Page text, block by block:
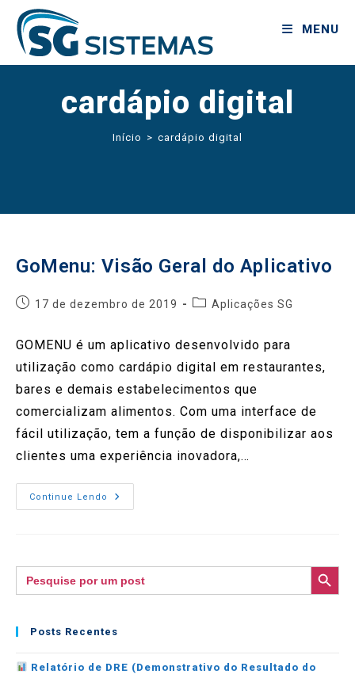
MENU
cardápio digital
Início > cardápio digital
GoMenu: Visão Geral do Aplicativo
17 de dezembro de 2019 Aplicações SG
GOMENU é um aplicativo desenvolvido para
utilização como cardápio digital em restaurantes,
bares e demais estabelecimentos que
comercializam alimentos. Com uma interface de
fácil utilização, tem a função de disponibilizar aos
clientes uma experiência inovadora,…
Continue Lendo
Search
for:
SEARCH BUTTON
Posts Recentes
Relatório de DRE (Demonstrativo do Resultado do